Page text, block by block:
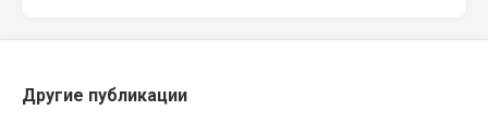
Другие публикации